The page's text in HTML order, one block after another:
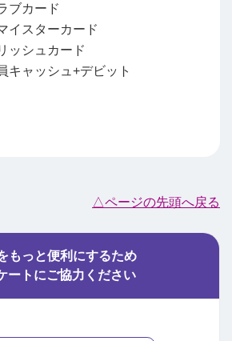
ブカード
イスターカード
ッシュカード
キャッシュ+デビット
△ページの先頭へ戻る
もっと便利にするため
ートにご協力ください